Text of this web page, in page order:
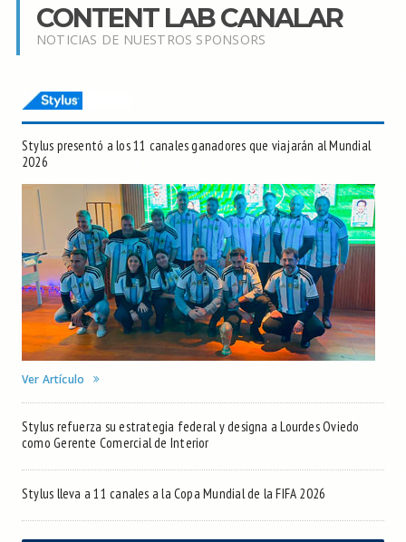
CONTENT LAB CANALAR
NOTICIAS DE NUESTROS SPONSORS
Stylus presentó a los 11 canales ganadores que viajarán al Mundial
2026
Ver Artículo
Stylus refuerza su estrategia federal y designa a Lourdes Oviedo
como Gerente Comercial de Interior
Stylus lleva a 11 canales a la Copa Mundial de la FIFA 2026